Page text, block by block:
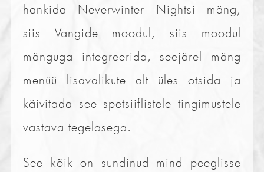
hankida Neverwinter Nightsi mäng,
siis Vangide moodul, siis moodul
mänguga integreerida, seejärel mäng
menüü lisavalikute alt üles otsida ja
käivitada see spetsiiflistele tingimustele
vastava tegelasega.
See kõik on sundinud mind peeglisse